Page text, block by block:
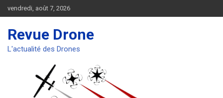
au
vendredi, août 7, 2026
Revue Drone
L'actualité des Drones